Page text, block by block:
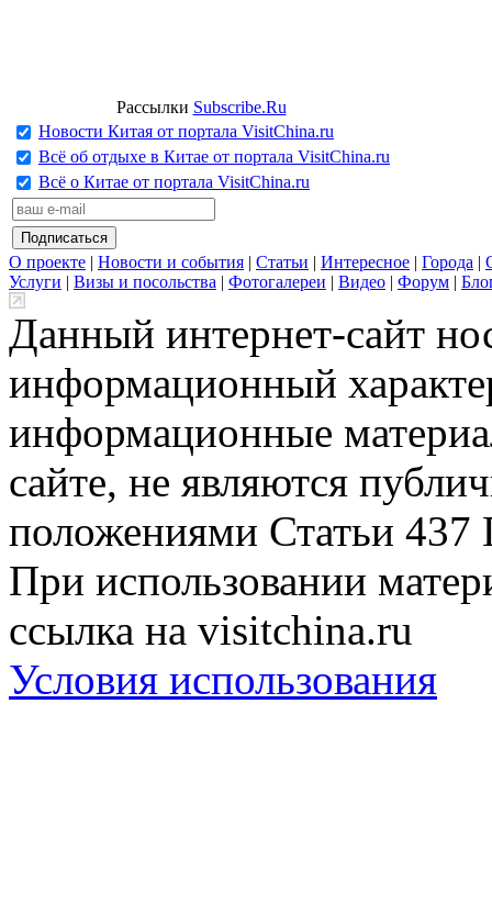
Рассылки Subscribe.Ru
Новости Китая от портала VisitChina.ru
Всё об отдыхе в Китае от портала VisitChina.ru
Всё о Китае от портала VisitChina.ru
О проекте | Новости и события | Статьи | Интересное | Города |
Услуги | Визы и посольства | Фотогалереи | Видео | Форум |
Данный интернет-сайт
информационный
информационные
сайте, не являются
положениями Статьи 437
При использовании
ссылка на visitchina.ru
Условия использования